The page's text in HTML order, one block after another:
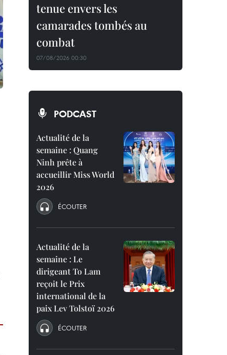
tenue envers les
camarades tombés au
combat
07/08/2026 00:30
PODCAST
Actualité de la
semaine : Quang
Ninh prête à
accueillir Miss World
2026
ÉCOUTER
Actualité de la
semaine : Le
dirigeant To Lam
reçoit le Prix
international de la
paix Lev Tolstoï 2026
ÉCOUTER